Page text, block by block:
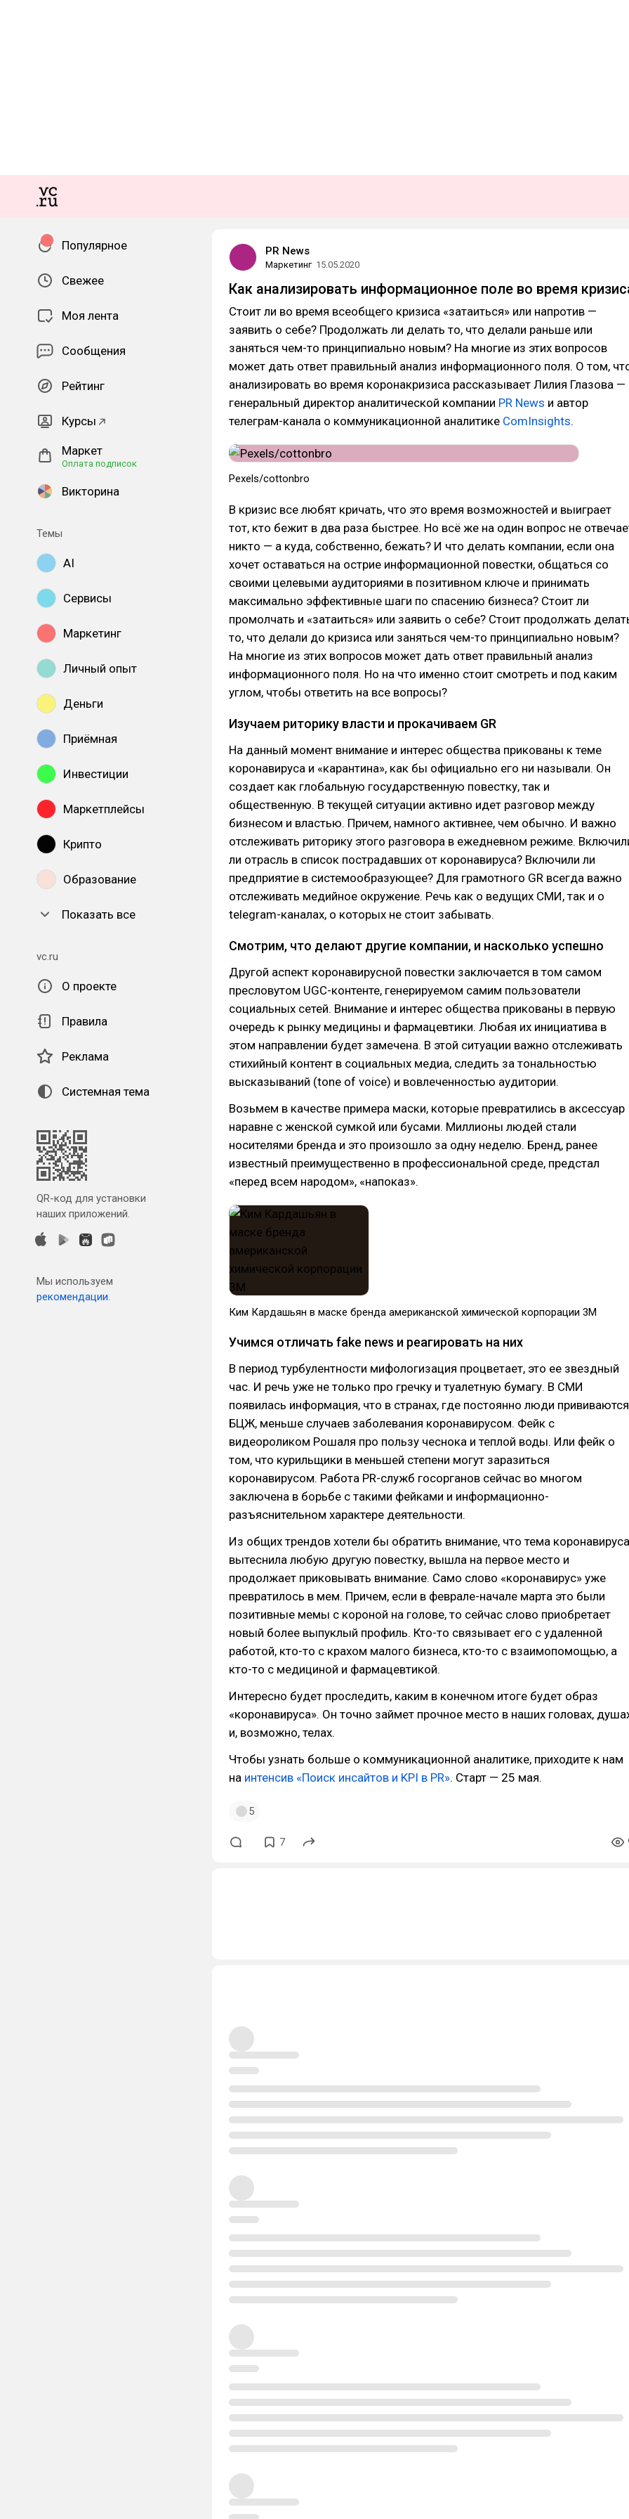
Популярное
Свежее
Моя лента
Сообщения
Рейтинг
Курсы
Маркет
Оплата подписок
Викторина
Темы
AI
Сервисы
Маркетинг
Личный опыт
Деньги
Приёмная
Инвестиции
Маркетплейсы
Крипто
Образование
Показать все
vc.ru
О проекте
Правила
Реклама
Системная тема
QR-код для установки
наших приложений.
Мы используем
рекомендации.
PR News
Маркетинг 15.05.2020
Как анализировать информационное поле во время
Стоит ли во время всеобщего кризиса «затаиться» или напротив —
заявить о себе? Продолжать ли делать то, что делали раньше или
заняться чем-то принципиально новым? На многие из этих вопросов
может дать ответ правильный анализ информационного поля. О том,
анализировать во время коронакризиса рассказывает Лилия Глазова —
генеральный директор аналитической компании PR News и автор
телеграм-канала о коммуникационной аналитике ComInsights.
Pexels/cottonbro
В кризис все любят кричать, что это время возможностей и выиграет
тот, кто бежит в два раза быстрее. Но всё же на один вопрос не
никто — а куда, собственно, бежать? И что делать компании, если она
хочет оставаться на острие информационной повестки, общаться со
своими целевыми аудиториями в позитивном ключе и принимать
максимально эффективные шаги по спасению бизнеса? Стоит ли
промолчать и «затаиться» или заявить о себе? Стоит продолжать
то, что делали до кризиса или заняться чем-то принципиально новым?
На многие из этих вопросов может дать ответ правильный анализ
информационного поля. Но на что именно стоит смотреть и под каким
углом, чтобы ответить на все вопросы?
Изучаем риторику власти и прокачиваем GR
На данный момент внимание и интерес общества прикованы к теме
коронавируса и «карантина», как бы официально его ни называли. Он
создает как глобальную государственную повестку, так и
общественную. В текущей ситуации активно идет разговор между
бизнесом и властью. Причем, намного активнее, чем обычно. И важно
отслеживать риторику этого разговора в ежедневном режиме.
ли отрасль в список пострадавших от коронавируса? Включили ли
предприятие в системообразующее? Для грамотного GR всегда важно
отслеживать медийное окружение. Речь как о ведущих СМИ, так и о
telegram-каналах, о которых не стоит забывать.
Смотрим, что делают другие компании, и насколько успешно
Другой аспект коронавирусной повестки заключается в том самом
пресловутом UGC-контенте, генерируемом самим пользователи
социальных сетей. Внимание и интерес общества прикованы в первую
очередь к рынку медицины и фармацевтики. Любая их инициатива в
этом направлении будет замечена. В этой ситуации важно отслеживать
стихийный контент в социальных медиа, следить за тональностью
высказываний (tone of voice) и вовлеченностью аудитории.
Возьмем в качестве примера маски, которые превратились в аксессуар
наравне с женской сумкой или бусами. Миллионы людей стали
носителями бренда и это произошло за одну неделю. Бренд, ранее
известный преимущественно в профессиональной среде, предстал
«перед всем народом», «напоказ».
Ким Кардашьян в маске бренда американской химической корпорации 3M
Учимся отличать fake news и реагировать на них
В период турбулентности мифологизация процветает, это ее звездный
час. И речь уже не только про гречку и туалетную бумагу. В СМИ
появилась информация, что в странах, где постоянно люди прививаются
БЦЖ, меньше случаев заболевания коронавирусом. Фейк с
видеороликом Рошаля про пользу чеснока и теплой воды. Или фейк о
том, что курильщики в меньшей степени могут заразиться
коронавирусом. Работа PR-служб госорганов сейчас во многом
заключена в борьбе с такими фейками и информационно-
разъяснительном характере деятельности.
Из общих трендов хотели бы обратить внимание, что тема коронавируса
вытеснила любую другую повестку, вышла на первое место и
продолжает приковывать внимание. Само слово «коронавирус» уже
превратилось в мем. Причем, если в феврале-начале марта это были
позитивные мемы с короной на голове, то сейчас слово приобретает
новый более выпуклый профиль. Кто-то связывает его с удаленной
работой, кто-то с крахом малого бизнеса, кто-то с взаимопомощью, а
кто-то с медициной и фармацевтикой.
Интересно будет проследить, каким в конечном итоге будет образ
«коронавируса». Он точно займет прочное место в наших головах,
и, возможно, телах.
Чтобы узнать больше о коммуникационной аналитике, приходите к нам
на интенсив «Поиск инсайтов и KPI в PR». Старт — 25 мая.
5
7